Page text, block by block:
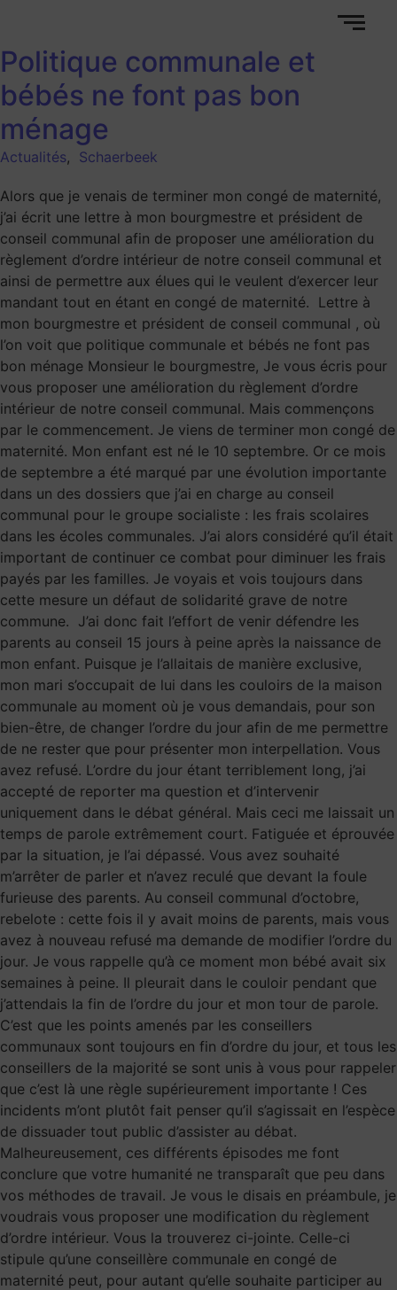
Politique communale et
bébés ne font pas bon
ménage
Actualités, Schaerbeek
Alors que je venais de terminer mon congé de maternité,
j’ai écrit une lettre à mon bourgmestre et président de
conseil communal afin de proposer une amélioration du
règlement d’ordre intérieur de notre conseil communal et
ainsi de permettre aux élues qui le veulent d’exercer leur
mandant tout en étant en congé de maternité. Lettre à
mon bourgmestre et président de conseil communal , où
l’on voit que politique communale et bébés ne font pas
bon ménage Monsieur le bourgmestre, Je vous écris pour
vous proposer une amélioration du règlement d’ordre
intérieur de notre conseil communal. Mais commençons
par le commencement. Je viens de terminer mon congé de
maternité. Mon enfant est né le 10 septembre. Or ce mois
de septembre a été marqué par une évolution importante
dans un des dossiers que j’ai en charge au conseil
communal pour le groupe socialiste : les frais scolaires
dans les écoles communales. J’ai alors considéré qu’il était
important de continuer ce combat pour diminuer les frais
payés par les familles. Je voyais et vois toujours dans
cette mesure un défaut de solidarité grave de notre
commune. J’ai donc fait l’effort de venir défendre les
parents au conseil 15 jours à peine après la naissance de
mon enfant. Puisque je l’allaitais de manière exclusive,
mon mari s’occupait de lui dans les couloirs de la maison
communale au moment où je vous demandais, pour son
bien-être, de changer l’ordre du jour afin de me permettre
de ne rester que pour présenter mon interpellation. Vous
avez refusé. L’ordre du jour étant terriblement long, j’ai
accepté de reporter ma question et d’intervenir
uniquement dans le débat général. Mais ceci me laissait un
temps de parole extrêmement court. Fatiguée et éprouvée
par la situation, je l’ai dépassé. Vous avez souhaité
m’arrêter de parler et n’avez reculé que devant la foule
furieuse des parents. Au conseil communal d’octobre,
rebelote : cette fois il y avait moins de parents, mais vous
avez à nouveau refusé ma demande de modifier l’ordre du
jour. Je vous rappelle qu’à ce moment mon bébé avait six
semaines à peine. Il pleurait dans le couloir pendant que
j’attendais la fin de l’ordre du jour et mon tour de parole.
C’est que les points amenés par les conseillers
communaux sont toujours en fin d’ordre du jour, et tous les
conseillers de la majorité se sont unis à vous pour rappeler
que c’est là une règle supérieurement importante ! Ces
incidents m’ont plutôt fait penser qu’il s’agissait en l’espèce
de dissuader tout public d’assister au débat.
Malheureusement, ces différents épisodes me font
conclure que votre humanité ne transparaît que peu dans
vos méthodes de travail. Je vous le disais en préambule, je
voudrais vous proposer une modification du règlement
d’ordre intérieur. Vous la trouverez ci-jointe. Celle-ci
stipule qu’une conseillère communale en congé de
maternité peut, pour autant qu’elle souhaite participer au